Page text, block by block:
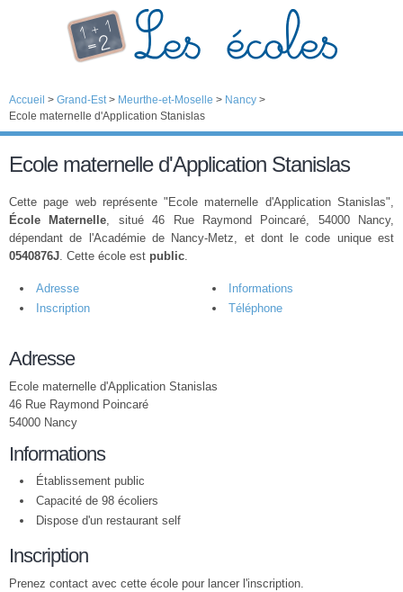
Accueil > Grand-Est> Meurthe-et-Moselle > Nancy >
Ecole maternelle d'Application Stanislas
Ecole maternelle d'Application Stanislas
Cette page web représente "Ecole maternelle d'Application Stanislas",
École Maternelle, situé 46 Rue Raymond Poincaré, 54000 Nancy,
dépendant de l'Académie de Nancy-Metz, et dont le code unique est
0540876J. Cette école est public.
Adresse
Informations
Inscription
Téléphone
Adresse
Ecole maternelle d'Application Stanislas
46 Rue Raymond Poincaré
54000 Nancy
Informations
Établissement public
Capacité de 98 écoliers
Dispose d'un restaurant self
Inscription
Prenez contact avec cette école pour lancer l'inscription.